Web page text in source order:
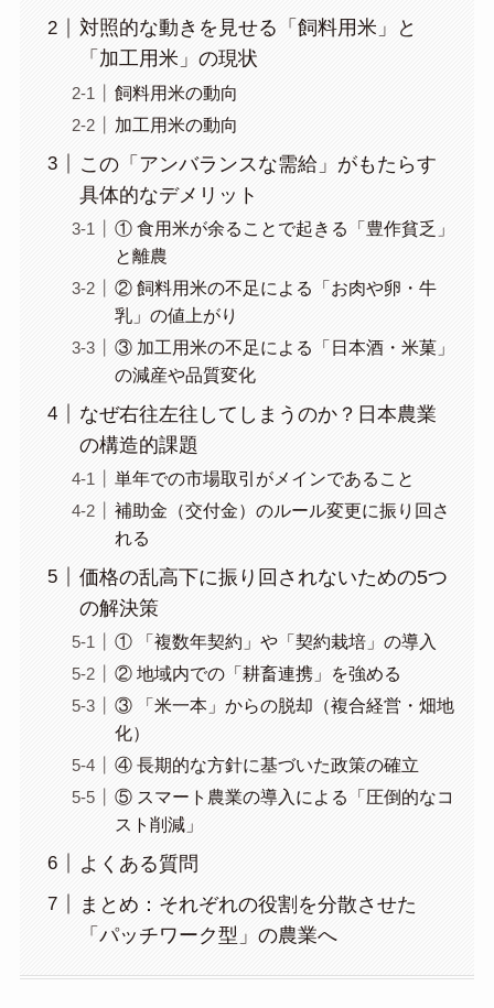
対照的な動きを見せる「飼料用米」と
「加工用米」の現状
飼料用米の動向
加工用米の動向
この「アンバランスな需給」がもたらす
具体的なデメリット
① 食用米が余ることで起きる「豊作貧乏」
と離農
② 飼料用米の不足による「お肉や卵・牛
乳」の値上がり
③ 加工用米の不足による「日本酒・米菓」
の減産や品質変化
なぜ右往左往してしまうのか？日本農業
の構造的課題
単年での市場取引がメインであること
補助金（交付金）のルール変更に振り回さ
れる
価格の乱高下に振り回されないための5つ
の解決策
① 「複数年契約」や「契約栽培」の導入
② 地域内での「耕畜連携」を強める
③ 「米一本」からの脱却（複合経営・畑地
化）
④ 長期的な方針に基づいた政策の確立
⑤ スマート農業の導入による「圧倒的なコ
スト削減」
よくある質問
まとめ：それぞれの役割を分散させた
「パッチワーク型」の農業へ